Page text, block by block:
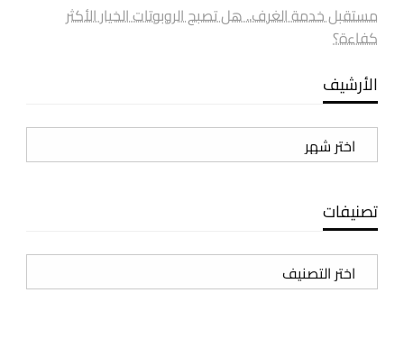
مستقبل خدمة الغرف.. هل تصبح الروبوتات الخيار الأكثر
كفاءة؟
الأرشيف
الأرشيف
تصنيفات
تصنيفات